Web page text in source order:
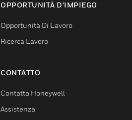
OPPORTUNITÀ D’IMPIEGO
Opportunità Di Lavoro
Ricerca Lavoro
CONTATTO
Contatta Honeywell
Assistenza